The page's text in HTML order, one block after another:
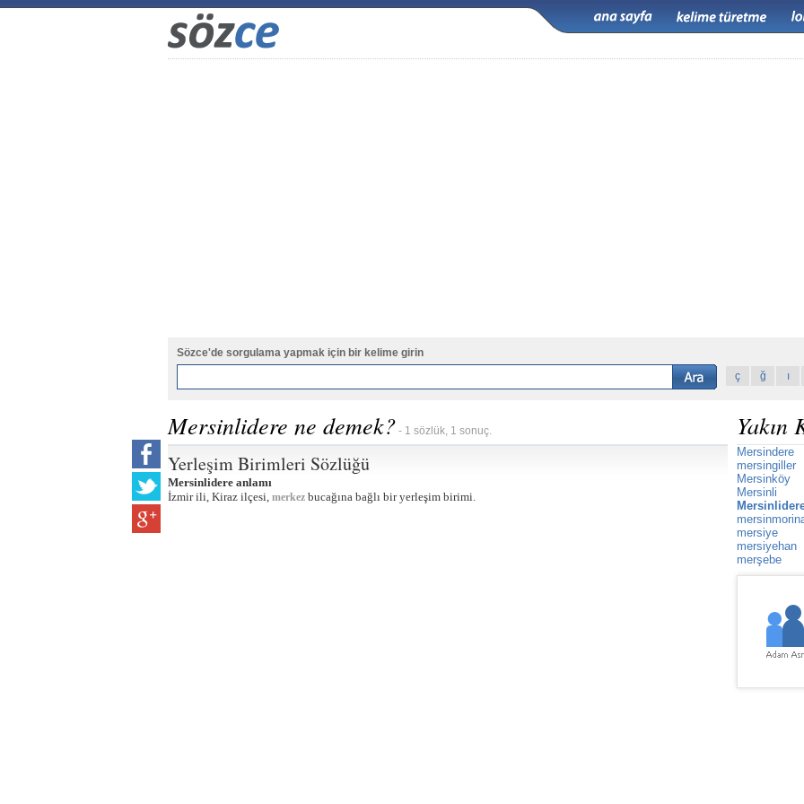
Sözce'de sorgulama yapmak için bir kelime girin
ç
ğ ı
Mersinlidere ne demek? - 1 sözlük, 1 sonuç.
Yerleşim Birimleri Sözlüğü
Mersinlidere anlamı
İzmir ili, Kiraz ilçesi, merkez bucağına bağlı bir yerleşim birimi.
Yakın
Mersindere
mersingiller
Mersinköy
Mersinli
mersiye
mersiyehan
merşebe